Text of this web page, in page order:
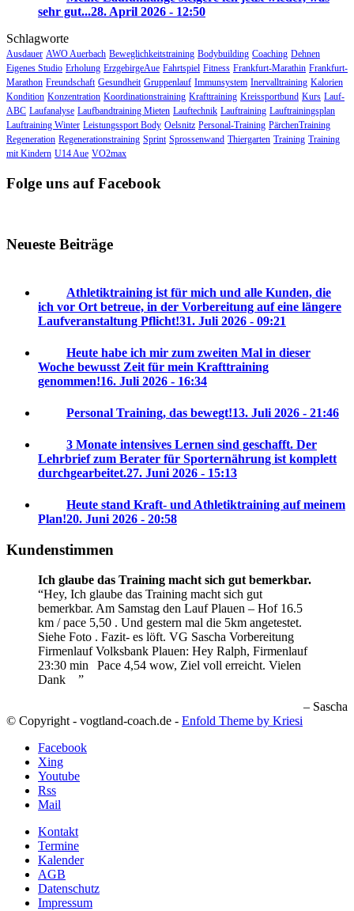
sehr gut...28. April 2026 - 12:50
Schlagworte
Ausdauer AWO Auerbach Beweglichkeitstraining Bodybuilding Coaching Dehnen
Eigenes Studio Erholung ErzgebirgeAue Fahrtspiel Fitness Frankfurt-Marathin Frankfurt-
Marathon Freundschaft Gesundheit Gruppenlauf Immunsystem Inervalltraining Kalorien
Kondition Konzentration Koordinationstraining Krafttraining Kreissportbund Kurs Lauf-
ABC Laufanalyse Laufbandtraining Mieten Lauftechnik Lauftraining Lauftrainingsplan
Lauftraining Winter Leistungssport Body Oelsnitz Personal-Training PärchenTraining
Regeneration Regenerationstraining Sprint Sprossenwand Thiergarten Training Training
mit Kindern U14 Aue VO2max
Folge uns auf Facebook
Neueste Beiträge
Athletiktraining ist für mich und alle Kunden, die
ich vor Ort betreue, in der Vorbereitung auf eine längere
Laufveranstaltung Pflicht!31. Juli 2026 - 09:21
Heute habe ich mir zum zweiten Mal in dieser
Woche bewusst Zeit für mein Krafttraining
genommen!16. Juli 2026 - 16:34
Personal Training, das bewegt!13. Juli 2026 - 21:46
3 Monate intensives Lernen sind geschafft. Der
Lehrbrief zum Berater für Sporternährung ist komplett
durchgearbeitet.27. Juni 2026 - 15:13
Heute stand Kraft- und Athletiktraining auf meinem
Plan!20. Juni 2026 - 20:58
Kundenstimmen
Ich glaube das Training macht sich gut bemerkbar.
Hey, Ich glaube das Training macht sich gut
bemerkbar. Am Samstag den Lauf Plauen – Hof 16.5
km / pace 5,50 . Und gestern mal die 5km angetestet.
Siehe Foto . Fazit- es löft. VG Sascha Vorbereitung
Firmenlauf Volksbank Plauen: Hey Ralph, Firmenlauf
23:30 min
Pace 4,54 wow, Ziel voll erreicht. Vielen
Dank
Sascha
© Copyright - vogtland-coach.de - Enfold Theme by Kriesi
Facebook
Xing
Youtube
Rss
Mail
Kontakt
Termine
Kalender
AGB
Datenschutz
Impressum